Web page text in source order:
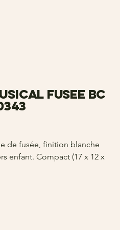
fusee bc
de fusée, finition blanche
enfant. Compact (17 x 12 x